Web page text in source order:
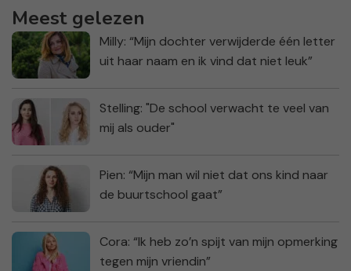
Meest gelezen
Milly: “Mijn dochter verwijderde één letter
uit haar naam en ik vind dat niet leuk”
Stelling: "De school verwacht te veel van
mij als ouder"
Pien: “Mijn man wil niet dat ons kind naar
de buurtschool gaat”
Cora: “Ik heb zo’n spijt van mijn opmerking
tegen mijn vriendin”